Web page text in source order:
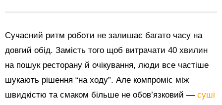
Сучасний ритм роботи не залишає багато часу на
довгий обід. Замість того щоб витрачати 40 хвилин
на пошук ресторану й очікування, люди все частіше
шукають рішення “на ходу”. Але компроміс між
швидкістю та смаком більше не обов’язковий — суші